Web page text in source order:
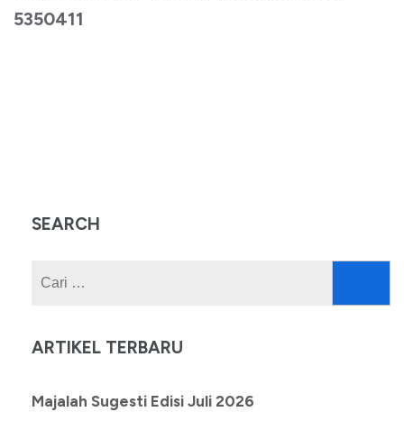
5350411
SEARCH
ARTIKEL TERBARU
Majalah Sugesti Edisi Juli 2026